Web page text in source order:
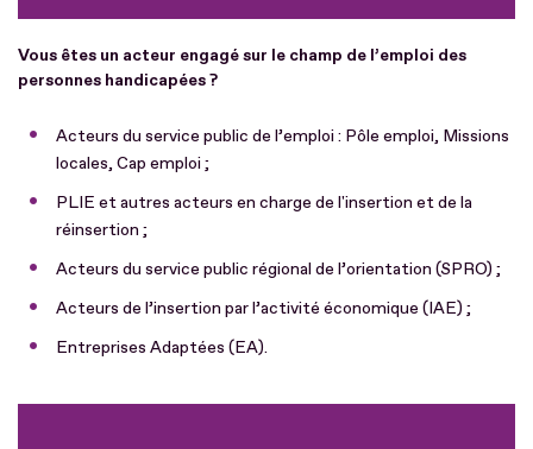
Vous êtes un acteur engagé sur le champ de l’emploi des
personnes handicapées ?
Acteurs du service public de l’emploi : Pôle emploi, Missions
locales, Cap emploi ;
PLIE et autres acteurs en charge de l'insertion et de la
réinsertion ;
Acteurs du service public régional de l’orientation (SPRO) ;
Acteurs de l’insertion par l’activité économique (IAE) ;
Entreprises Adaptées (EA).